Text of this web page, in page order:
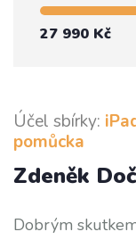
27 990 Kč
Účel sbírky:
pomůcka
Zdeněk
Dobrým